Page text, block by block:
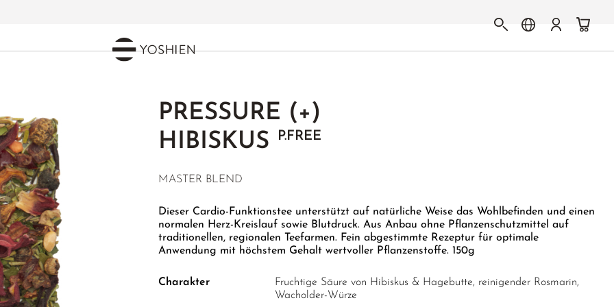
PRESSURE (+)
HIBISKUS
P.FREE
MASTER BLEND
Dieser Cardio-Funktionstee unterstützt auf natürliche Weise das Wohlbefinden und einen
normalen Herz-Kreislauf sowie Blutdruck. Aus Anbau ohne Pflanzenschutzmittel auf
traditionellen, regionalen Teefarmen. Fein abgestimmte Rezeptur für optimale
Anwendung mit höchstem Gehalt wertvoller Pflanzenstoffe. 150g
Charakter
Fruchtige Säure von Hibiskus & Hagebutte, reinigender Rosmarin,
Wacholder-Würze